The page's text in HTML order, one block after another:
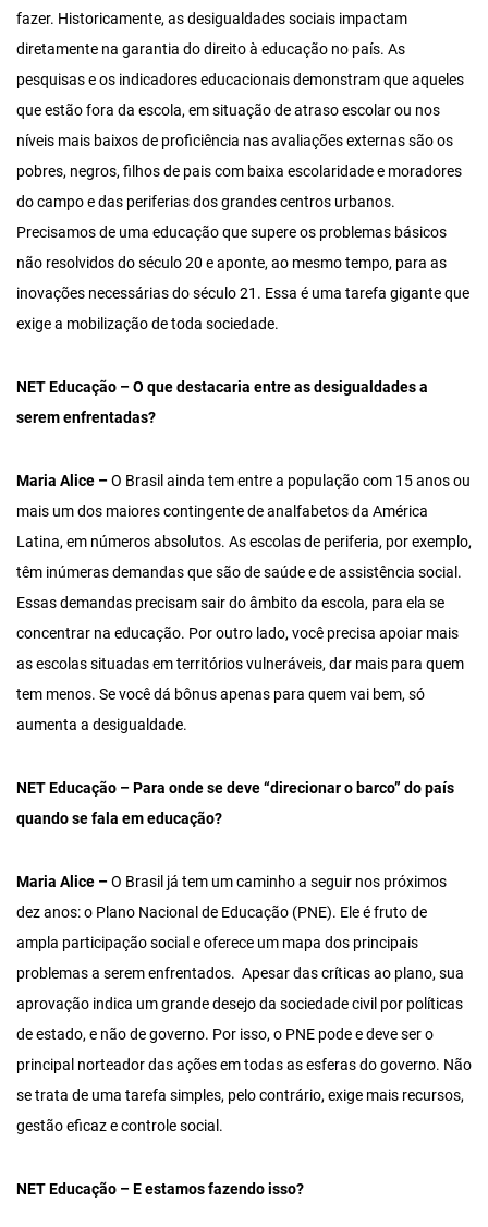
fazer. Historicamente, as desigualdades sociais impactam
diretamente na garantia do direito à educação no país. As
pesquisas e os indicadores educacionais demonstram que aqueles
que estão fora da escola, em situação de atraso escolar ou nos
níveis mais baixos de proficiência nas avaliações externas são os
pobres, negros, filhos de pais com baixa escolaridade e moradores
do campo e das periferias dos grandes centros urbanos.
Precisamos de uma educação que supere os problemas básicos
não resolvidos do século 20 e aponte, ao mesmo tempo, para as
inovações necessárias do século 21. Essa é uma tarefa gigante que
exige a mobilização de toda sociedade.
NET Educação – O que destacaria entre as desigualdades a
serem enfrentadas?
Maria Alice –O Brasil ainda tem entre a população com 15 anos ou
mais um dos maiores contingente de analfabetos da América
Latina, em números absolutos. As escolas de periferia, por exemplo,
têm inúmeras demandas que são de saúde e de assistência social.
Essas demandas precisam sair do âmbito da escola, para ela se
concentrar na educação. Por outro lado, você precisa apoiar mais
as escolas situadas em territórios vulneráveis, dar mais para quem
tem menos. Se você dá bônus apenas para quem vai bem, só
aumenta a desigualdade.
NET Educação – Para onde se deve “direcionar o barco” do país
quando se fala em educação?
Maria Alice –O Brasil já tem um caminho a seguir nos próximos
dez anos: o Plano Nacional de Educação (PNE). Ele é fruto de
ampla participação social e oferece um mapa dos principais
problemas a serem enfrentados. Apesar das críticas ao plano, sua
aprovação indica um grande desejo da sociedade civil por políticas
de estado, e não de governo. Por isso, o PNE pode e deve ser o
principal norteador das ações em todas as esferas do governo. Não
se trata de uma tarefa simples, pelo contrário, exige mais recursos,
gestão eficaz e controle social.
NET Educação – E estamos fazendo isso?